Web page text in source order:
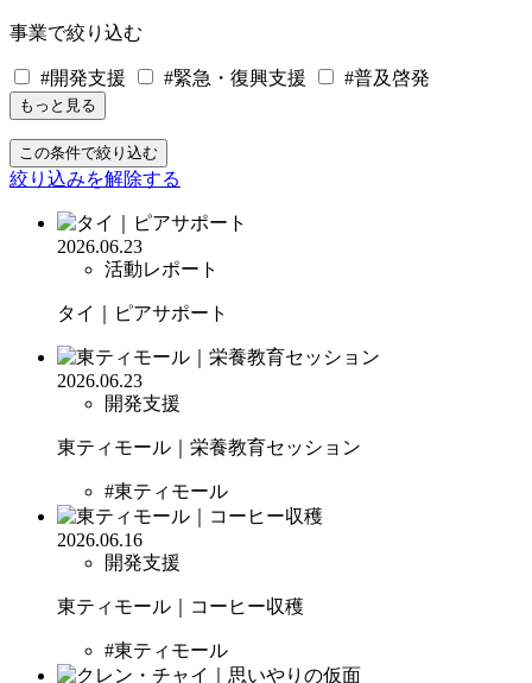
事業で絞り込む
#開発支援 #緊急・復興支援 #普及啓発
もっと見る
この条件で絞り込む
絞り込みを解除する
2026.06.23
活動レポート
タイ｜ピアサポート
2026.06.23
開発支援
東ティモール｜栄養教育セッション
#東ティモール
2026.06.16
開発支援
東ティモール｜コーヒー収穫
#東ティモール